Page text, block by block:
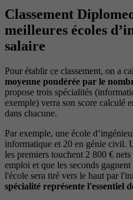
Classement
meilleures écoles
salaire
Pour établir ce classement, on a
moyenne pondérée par le
propose trois spécialités
exemple) verra son score calculé
dans chacune.
Par exemple, une école
informatique et 20 en génie civil.
les premiers touchent 2 800 €
emploi et que les seconds
l'école sera tiré vers le haut par
spécialité représente l'essentiel